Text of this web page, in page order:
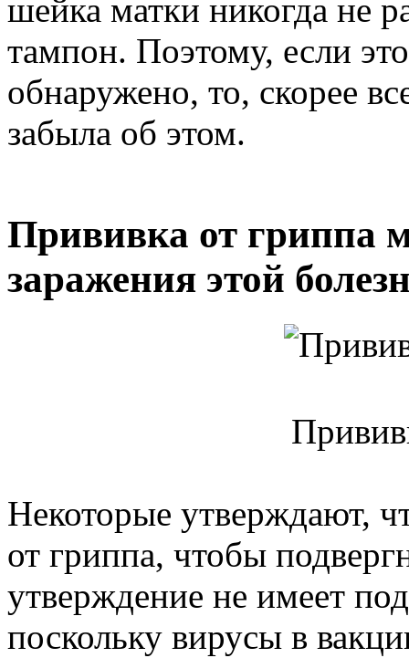
шейка матки никогда не
тампон. Поэтому, если
обнаружено, то, скорее
забыла об этом.
Прививка от гриппа
заражения этой
Некоторые утверждают,
от гриппа, чтобы
утверждение не имеет
поскольку вирусы в